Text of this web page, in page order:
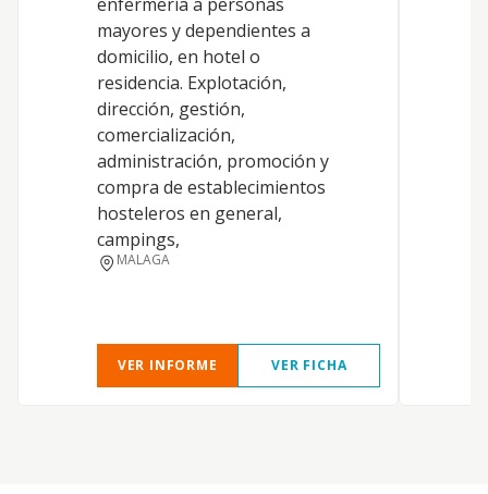
mayores y dependientes a
domicilio, en hotel o
residencia. Explotación,
dirección, gestión,
comercialización,
administración, promoción y
compra de establecimientos
hosteleros en general,
campings,
MALAGA
VER INFORME VER FICHA